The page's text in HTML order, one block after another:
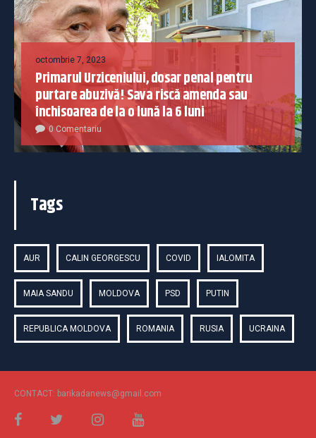
octombrie 7, 2023
Primarul Urziceniului, dosar penal pentru
purtare abuzivă! Sava riscă amenda sau
închisoarea de la o lună la 6 luni
0 Comentariu
Tags
AUR CALIN GEORGESCU COVID IALOMITA
MAIA SANDU MOLDOVA PSD PUTIN
REPUBLICA MOLDOVA ROMANIA RUSIA UCRAINA
CONTACT: barikadanews@gmail.com